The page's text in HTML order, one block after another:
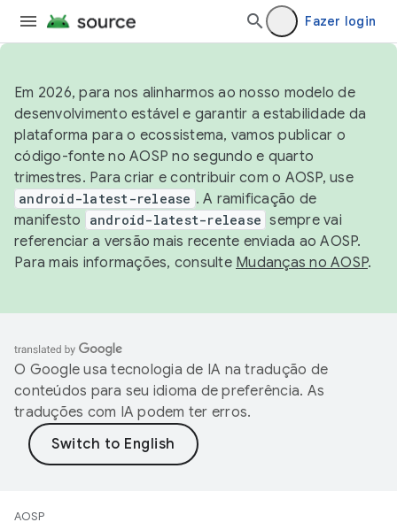
Fazer login
Em 2026, para nos alinharmos ao nosso modelo de
desenvolvimento estável e garantir a estabilidade da
plataforma para o ecossistema, vamos publicar o
código-fonte no AOSP no segundo e quarto
trimestres. Para criar e contribuir com o AOSP, use
android-latest-release . A ramificação de
manifesto
android-latest-release sempre vai
referenciar a versão mais recente enviada ao AOSP.
Para mais informações, consulte Mudanças no AOSP.
O Google usa tecnologia de IA na tradução de
conteúdos para seu idioma de preferência. As
traduções com IA podem ter erros.
AOSP